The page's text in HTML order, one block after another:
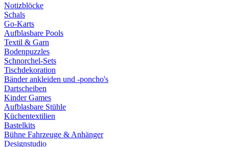
Notizblöcke
Schals
Go-Karts
Aufblasbare Pools
Textil & Garn
Bodenpuzzles
Schnorchel-Sets
Tischdekoration
Bänder ankleiden und -poncho's
Dartscheiben
Kinder Games
Aufblasbare Stühle
Küchentextilien
Bastelkits
Bühne Fahrzeuge & Anhänger
Designstudio